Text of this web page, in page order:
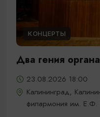
КОНЦЕРТЫ
Два гения
23.08.2026 18:00
Калининград,
филармония им. Е.Ф.